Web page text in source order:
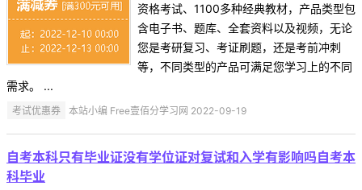
资格考试、1100多种经典教材，产品类型包
含电子书、题库、全套资料以及视频，无论
您是考研复习、考证刷题，还是考前冲刺
等，不同类型的产品可满足您学习上的不同
需求。 ...
考试优惠券 本站小编 Free壹佰分学习网 2022-09-19
自考本科只有毕业证没有学位证对复试和入学有影响吗自考本
科毕业